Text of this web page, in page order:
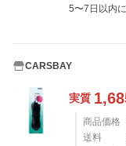
5〜7日以内
CARSBAY
実質
商品価格
送料